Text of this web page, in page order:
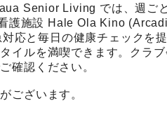
Senior Living では、週ご
護施設 Hale Ola Kino
応と毎日の健康チェックを
イルを満喫できます。クラ
確認ください。
ございます。